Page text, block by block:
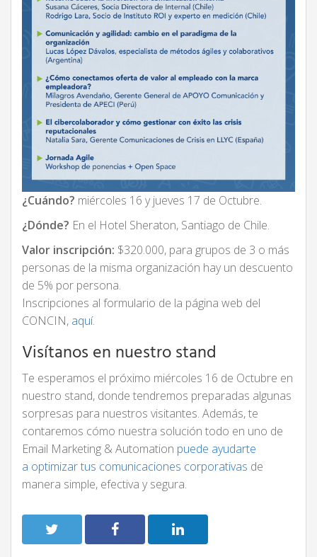
¿Cuándo? miércoles 16 y jueves 17 de Octubre.
¿Dónde? En el Hotel Sheraton, Santiago de Chile.
Valor inscripción: $320.000, para grupos de 3 o más
personas de la misma organización hay un descuento
de 5% por persona.
Inscripciones al formulario de la página web del
CONCIN, aquí.
Visítanos en nuestro stand
Te esperamos el próximo miércoles 16 de Octubre en
nuestro stand, donde tendremos preparadas algunas
sorpresas para nuestros visitantes. Además, te
contaremos cómo nuestra solución todo en uno de
Email Marketing & Automation puede ayudarte
a optimizar tus comunicaciones corporativas de
manera simple, efectiva y segura.